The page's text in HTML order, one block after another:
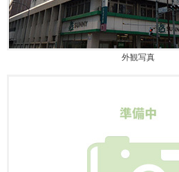
外観写真